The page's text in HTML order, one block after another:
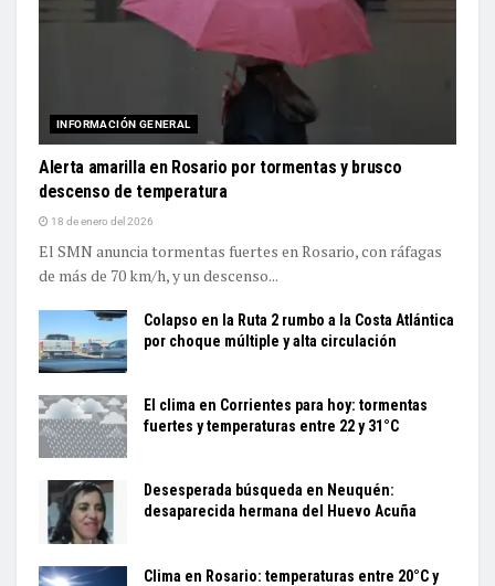
INFORMACIÓN GENERAL
Alerta amarilla en Rosario por tormentas y brusco
descenso de temperatura
18 de enero del 2026
El SMN anuncia tormentas fuertes en Rosario, con ráfagas
de más de 70 km/h, y un descenso...
Colapso en la Ruta 2 rumbo a la Costa Atlántica
por choque múltiple y alta circulación
El clima en Corrientes para hoy: tormentas
fuertes y temperaturas entre 22 y 31°C
Desesperada búsqueda en Neuquén:
desaparecida hermana del Huevo Acuña
Clima en Rosario: temperaturas entre 20°C y